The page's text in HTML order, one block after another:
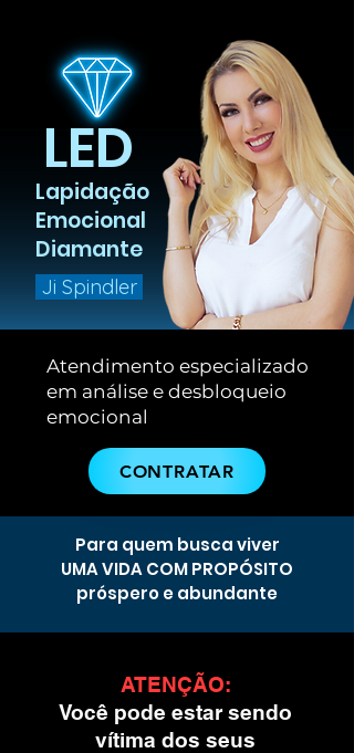
LED
Lapidação
Emocional
Diamante​
Ji Spindler
Atendimento especializado
em análise e desbloqueio
emocional
CONTRATAR
Para quem busca viver
UMA VIDA COM PROPÓSITO
próspero e abundante
ATENÇÃO:
Você pode estar sendo
vítima dos seus